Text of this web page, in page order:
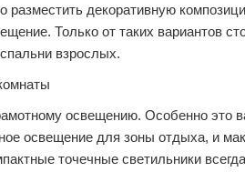
декоративную
Только от таких вариантов
взрослых.
освещению. Особенно это
освещение для зоны отдыха, и
точечные светильники